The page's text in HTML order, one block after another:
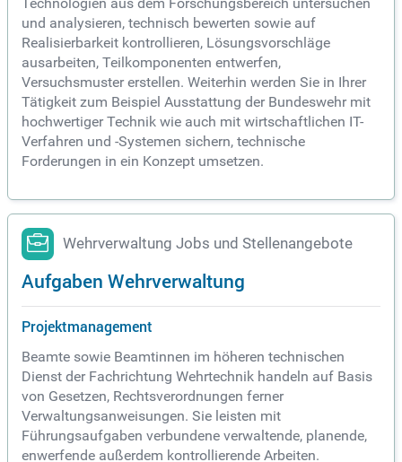
und analysieren, technisch bewerten sowie auf
Realisierbarkeit kontrollieren, Lösungsvorschläge
ausarbeiten, Teilkomponenten entwerfen,
Versuchsmuster erstellen. Weiterhin werden Sie in Ihrer
Tätigkeit zum Beispiel Ausstattung der Bundeswehr mit
hochwertiger Technik wie auch mit wirtschaftlichen IT-
Verfahren und -Systemen sichern, technische
Forderungen in ein Konzept umsetzen.
Wehrverwaltung Jobs und Stellenangebote
Aufgaben Wehrverwaltung
Projektmanagement
Beamte sowie Beamtinnen im höheren technischen
Dienst der Fachrichtung Wehrtechnik handeln auf Basis
von Gesetzen, Rechtsverordnungen ferner
Verwaltungsanweisungen. Sie leisten mit
Führungsaufgaben verbundene verwaltende, planende,
enwerfende außerdem kontrollierende Arbeiten.